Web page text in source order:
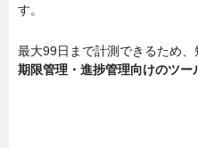
す。
最大99日まで計測できるため、
期限管理・進捗管理向けのツー